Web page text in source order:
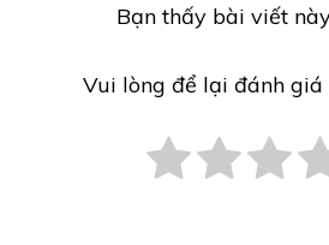
Bạn thấy bài viết
Vui lòng để lại đánh giá